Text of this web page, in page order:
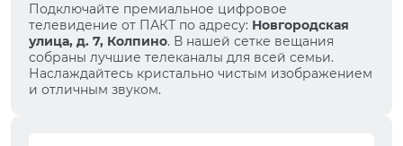
Подключайте премиальное цифровое
телевидение от ПАКТ по адресу: Новгородская
улица, д. 7, Колпино. В нашей сетке вещания
собраны лучшие телеканалы для всей семьи.
Наслаждайтесь кристально чистым изображением
и отличным звуком.